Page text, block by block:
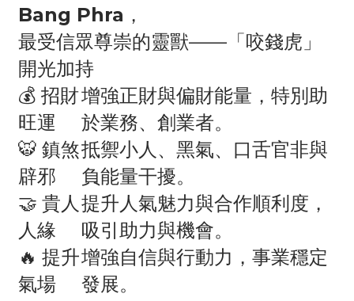
Bang Phra ，
最受信眾尊崇的靈獸——「咬錢虎」
開光加持
💰 招財
旺運
增強正財與偏財能量，特別助
於業務、創業者。
🐯 鎮煞
辟邪
抵禦小人、黑氣、口舌官非與
負能量干擾。
🤝 貴人
人緣
提升人氣魅力與合作順利度，
吸引助力與機會。
🔥 提升
氣場
增強自信與行動力，事業穩定
發展。